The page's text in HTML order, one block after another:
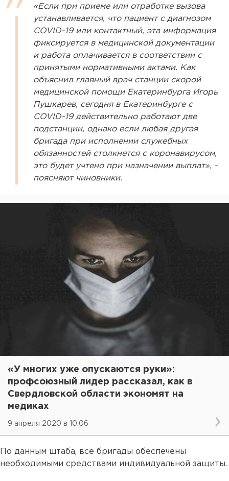
«Если при приеме или отработке вызова
устанавливается, что пациент с диагнозом
COVID-19 или контактный, эта информация
фиксируется в медицинской документации
и работа оплачивается в соответствии с
принятыми нормативными актами. Как
объяснил главный врач станции скорой
медицинской помощи Екатеринбурга Игорь
Пушкарев, сегодня в Екатеринбурге с
COVID-19 действительно работают две
подстанции, однако если любая другая
бригада при исполнении служебных
обязанностей столкнется с коронавирусом,
это будет учтено при назначении выплат», -
поясняют чиновники.
«У многих уже опускаются руки»:
профсоюзный лидер рассказал, как в
Свердловской области экономят на
медиках
9 апреля 2020 в 10:06
По данным штаба, все бригады обеспечены
необходимыми средствами индивидуальной защиты.